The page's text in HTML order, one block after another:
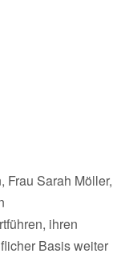
Frau Sarah Möller,
ihren
Basis weiter